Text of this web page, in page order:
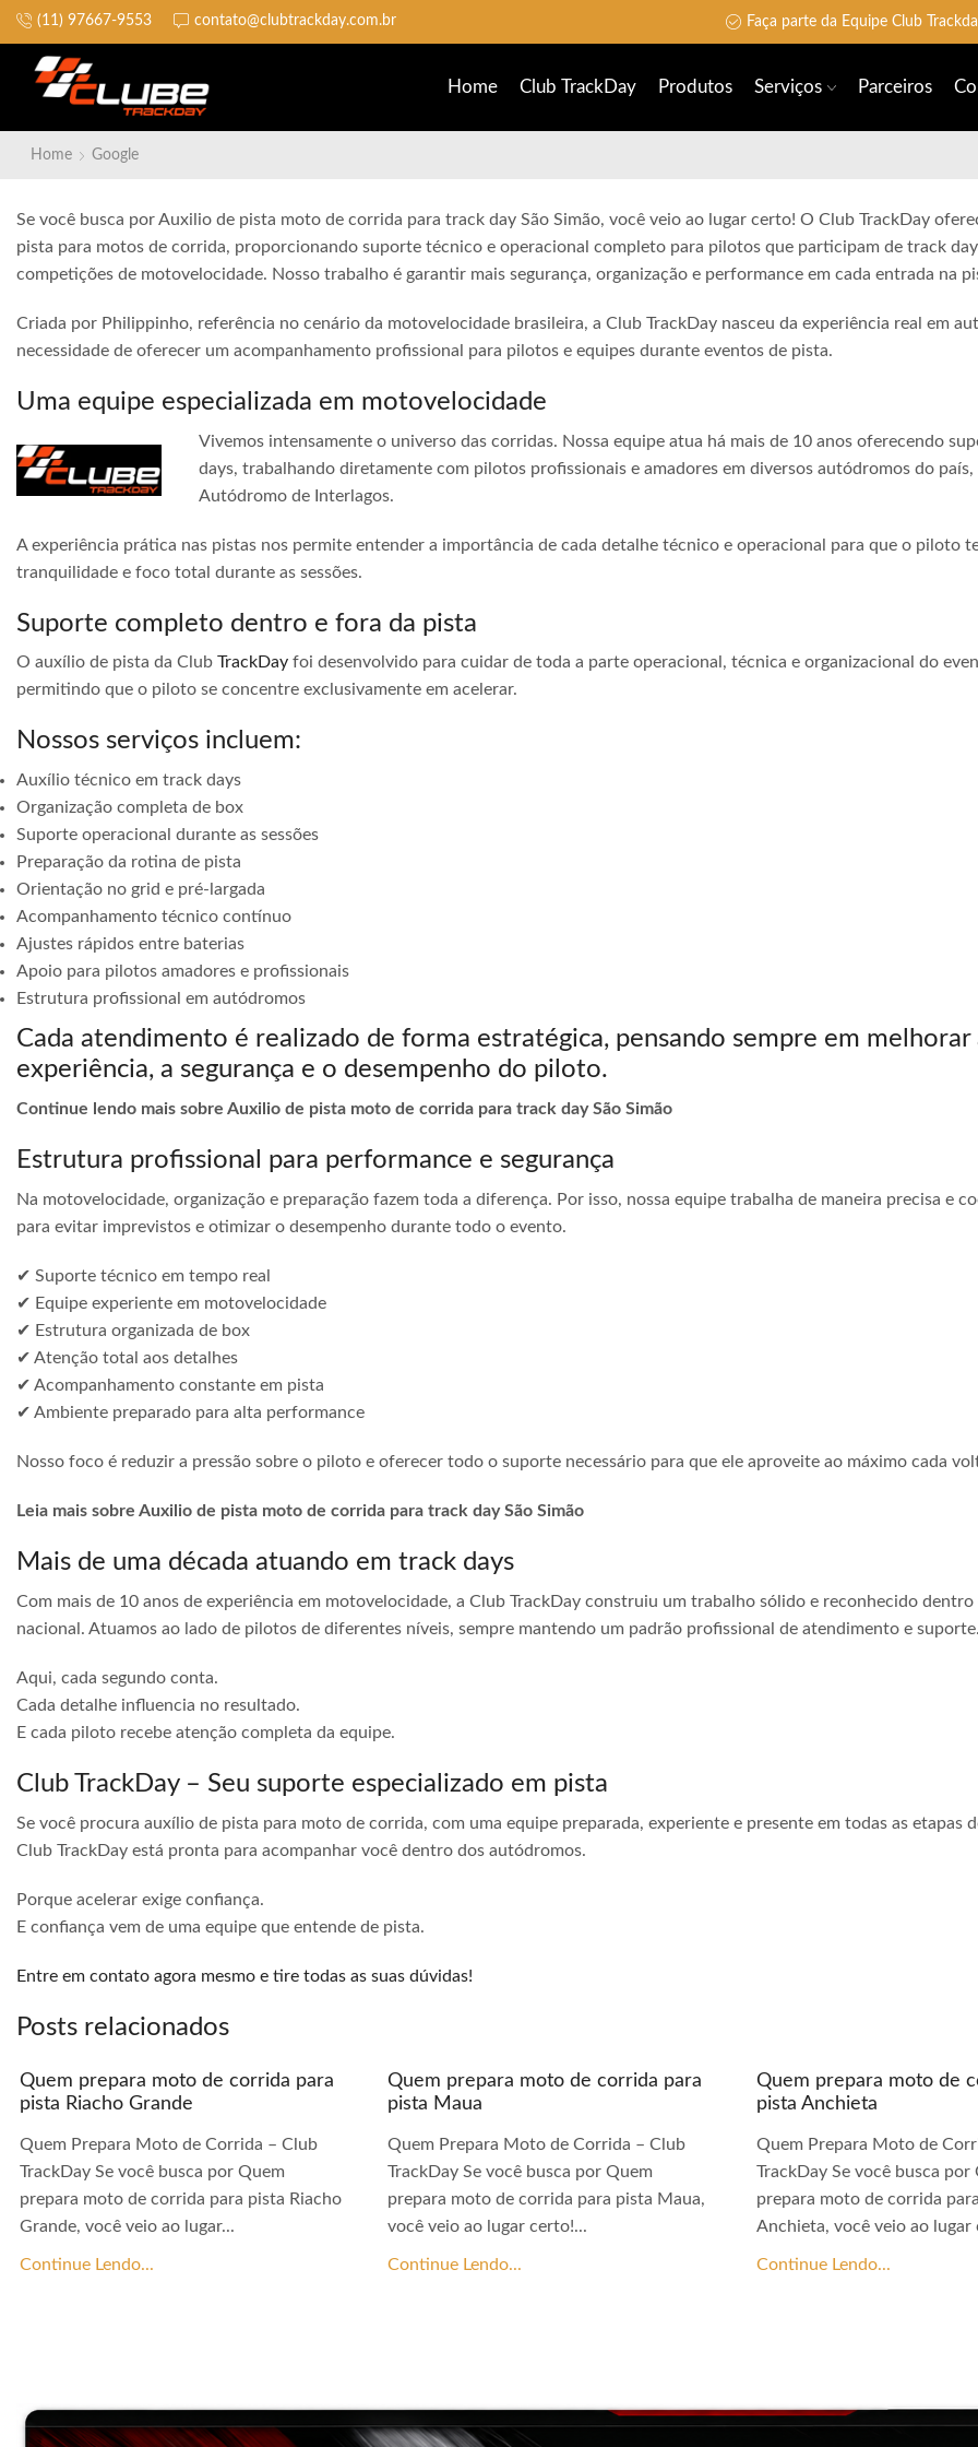
(11) 97667-9553 contato@clubtrackday.com.br
Não perca a largada Faça parte da Equipe Club
Home Club TrackDay Produtos Serviços Parceiros
Home Google
Se você busca por Auxilio de pista moto de corrida para track day São Simão, você veio ao lugar certo! O Club TrackDay
pista para motos de corrida, proporcionando suporte técnico e operacional completo para pilotos que participam de track
competições de motovelocidade. Nosso trabalho é garantir mais segurança, organização e performance em cada entrada na
Criada por Philippinho, referência no cenário da motovelocidade brasileira, a Club TrackDay nasceu da experiência real em
necessidade de oferecer um acompanhamento profissional para pilotos e equipes durante eventos de pista.
Uma equipe especializada em motovelocidade
Vivemos intensamente o universo das corridas. Nossa equipe atua há mais de 10 anos oferecendo
days, trabalhando diretamente com pilotos profissionais e amadores em diversos autódromos do
Autódromo de Interlagos.
A experiência prática nas pistas nos permite entender a importância de cada detalhe técnico e operacional para que o piloto
tranquilidade e foco total durante as sessões.
Suporte completo dentro e fora da pista
O auxílio de pista da Club TrackDay foi desenvolvido para cuidar de toda a parte operacional, técnica e organizacional do
permitindo que o piloto se concentre exclusivamente em acelerar.
Nossos serviços incluem:
Auxílio técnico em track days
Organização completa de box
Suporte operacional durante as sessões
Preparação da rotina de pista
Orientação no grid e pré-largada
Acompanhamento técnico contínuo
Ajustes rápidos entre baterias
Apoio para pilotos amadores e profissionais
Estrutura profissional em autódromos
Cada atendimento é realizado de forma estratégica, pensando sempre em melhorar
experiência, a segurança e o desempenho do piloto.
Continue lendo mais sobre Auxilio de pista moto de corrida para track day São Simão
Estrutura profissional para performance e segurança
Na motovelocidade, organização e preparação fazem toda a diferença. Por isso, nossa equipe trabalha de maneira precisa e
para evitar imprevistos e otimizar o desempenho durante todo o evento.
✔ Suporte técnico em tempo real
✔ Equipe experiente em motovelocidade
✔ Estrutura organizada de box
✔ Atenção total aos detalhes
✔ Acompanhamento constante em pista
✔ Ambiente preparado para alta performance
Nosso foco é reduzir a pressão sobre o piloto e oferecer todo o suporte necessário para que ele aproveite ao máximo cada
Leia mais sobre Auxilio de pista moto de corrida para track day São Simão
Mais de uma década atuando em track days
Com mais de 10 anos de experiência em motovelocidade, a Club TrackDay construiu um trabalho sólido e reconhecido
nacional. Atuamos ao lado de pilotos de diferentes níveis, sempre mantendo um padrão profissional de atendimento e suporte.
Aqui, cada segundo conta.
Cada detalhe influencia no resultado.
E cada piloto recebe atenção completa da equipe.
Club TrackDay – Seu suporte especializado em pista
Se você procura auxílio de pista para moto de corrida, com uma equipe preparada, experiente e presente em todas as etapas
Club TrackDay está pronta para acompanhar você dentro dos autódromos.
Porque acelerar exige confiança.
E confiança vem de uma equipe que entende de pista.
Entre em contato agora mesmo e tire todas as suas dúvidas!
Posts relacionados
Quem prepara moto de corrida para
pista Riacho Grande
Quem Prepara Moto de Corrida – Club
TrackDay Se você busca por Quem
prepara moto de corrida para pista Riacho
Grande, você veio ao lugar...
Continue Lendo...
Quem prepara moto de corrida para
pista Maua
Quem Prepara Moto de Corrida – Club
TrackDay Se você busca por Quem
prepara moto de corrida para pista Maua,
você veio ao lugar certo!...
Continue Lendo...
Quem prepara moto de
pista Anchieta
Quem Prepara Moto de
TrackDay Se você busca por
prepara moto de corrida
Anchieta, você veio ao lugar
Continue Lendo...